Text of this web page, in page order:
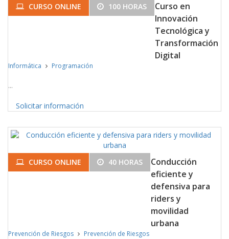
CURSO ONLINE 100 HORAS
Curso en
Innovación
Tecnológica y
Transformación
Digital
Informática Programación
...
Solicitar información
CURSO ONLINE 40 HORAS
Conducción
eficiente y
defensiva para
riders y
movilidad
urbana
Prevención de Riesgos Prevención de Riesgos